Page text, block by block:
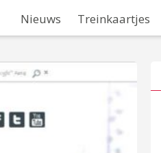
Nieuws Treinkaartjes